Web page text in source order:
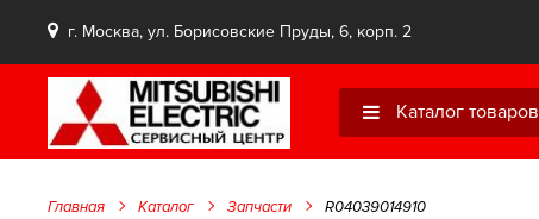
г. Москва, ул. Борисовские Пруды, 6, корп. 2
Каталог товаров
Главная Каталог Запчасти R04039014910